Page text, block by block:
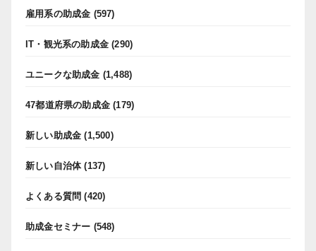
雇用系の助成金 (597)
IT・観光系の助成金 (290)
ユニークな助成金 (1,488)
47都道府県の助成金 (179)
新しい助成金 (1,500)
新しい自治体(137)
よくある質問 (420)
助成金セミナー (548)